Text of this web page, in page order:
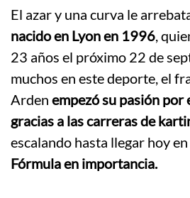
El azar y una curva le
nacido en Lyon en 1996,
23 años el próximo 22 de
muchos en este deporte, el
Arden empezó su pasión
gracias a las carreras de
escalando hasta llegar hoy en
Fórmula en importancia.